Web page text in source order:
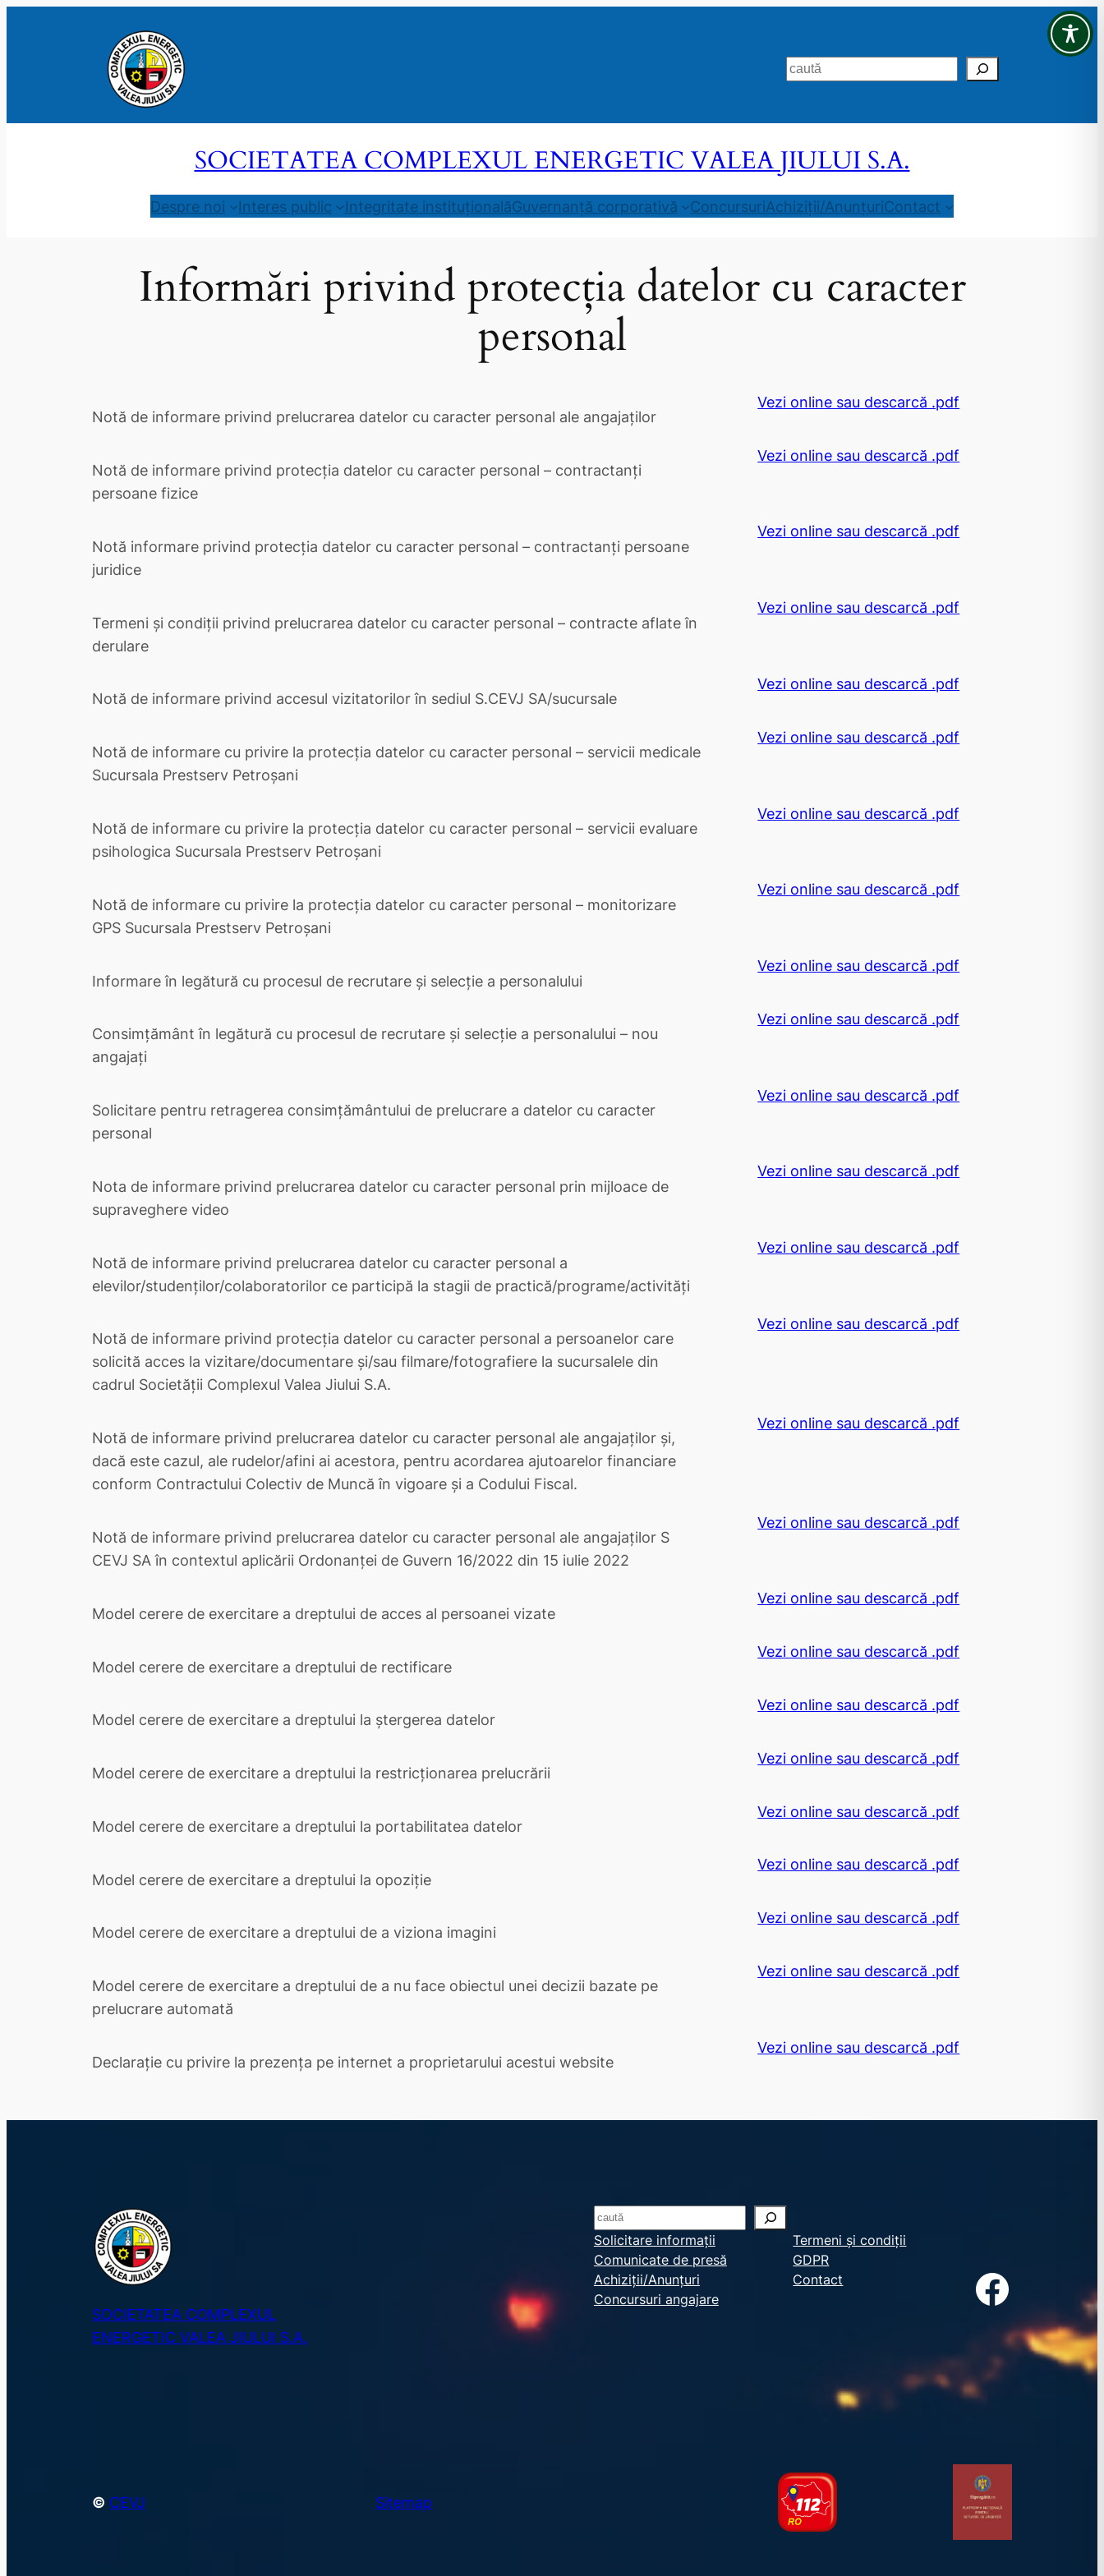
Search
SOCIETATEA COMPLEXUL ENERGETIC VALEA JIULUI S.A.
Despre noi Interes public Integritate instituționalăGuvernanță corporativă ConcursuriAchiziții/AnunțuriContact
Informări privind protecția datelor cu caracter
personal
Notă de informare privind prelucrarea datelor cu caracter personal ale angajaților
Vezi online sau descarcă .pdf
Notă de informare privind protecția datelor cu caracter personal – contractanți
persoane fizice
Vezi online sau descarcă .pdf
Notă informare privind protecția datelor cu caracter personal – contractanți persoane
juridice
Vezi online sau descarcă .pdf
Termeni şi condiții privind prelucrarea datelor cu caracter personal – contracte aflate în
derulare
Vezi online sau descarcă .pdf
Notă de informare privind accesul vizitatorilor în sediul S.CEVJ SA/sucursale
Vezi online sau descarcă .pdf
Notă de informare cu privire la protecția datelor cu caracter personal – servicii medicale
Sucursala Prestserv Petroșani
Vezi online sau descarcă .pdf
Notă de informare cu privire la protecția datelor cu caracter personal – servicii evaluare
psihologica Sucursala Prestserv Petroșani
Vezi online sau descarcă .pdf
Notă de informare cu privire la protecția datelor cu caracter personal – monitorizare
GPS Sucursala Prestserv Petroșani
Vezi online sau descarcă .pdf
Informare în legătură cu procesul de recrutare și selecție a personalului
Vezi online sau descarcă .pdf
Consimțământ în legătură cu procesul de recrutare și selecție a personalului – nou
angajați
Vezi online sau descarcă .pdf
Solicitare pentru retragerea consimțământului de prelucrare a datelor cu caracter
personal
Vezi online sau descarcă .pdf
Nota de informare privind prelucrarea datelor cu caracter personal prin mijloace de
supraveghere video
Vezi online sau descarcă .pdf
Notă de informare privind prelucrarea datelor cu caracter personal a
elevilor/studenților/colaboratorilor ce participă la stagii de practică/programe/activități
Vezi online sau descarcă .pdf
Notă de informare privind protecţia datelor cu caracter personal a persoanelor care
solicită acces la vizitare/documentare şi/sau filmare/fotografiere la sucursalele din
cadrul Societății Complexul Valea Jiului S.A.
Vezi online sau descarcă .pdf
Notă de informare privind prelucrarea datelor cu caracter personal ale angajaților și,
dacă este cazul, ale rudelor/afini ai acestora, pentru acordarea ajutoarelor financiare
conform Contractului Colectiv de Muncă în vigoare și a Codului Fiscal.
Vezi online sau descarcă .pdf
Notă de informare privind prelucrarea datelor cu caracter personal ale angajaților S
CEVJ SA în contextul aplicării Ordonanței de Guvern 16/2022 din 15 iulie 2022
Vezi online sau descarcă .pdf
Model cerere de exercitare a dreptului de acces al persoanei vizate
Vezi online sau descarcă .pdf
Model cerere de exercitare a dreptului de rectificare
Vezi online sau descarcă .pdf
Model cerere de exercitare a dreptului la ștergerea datelor
Vezi online sau descarcă .pdf
Model cerere de exercitare a dreptului la restricționarea prelucrării
Vezi online sau descarcă .pdf
Model cerere de exercitare a dreptului la portabilitatea datelor
Vezi online sau descarcă .pdf
Model cerere de exercitare a dreptului la opoziție
Vezi online sau descarcă .pdf
Model cerere de exercitare a dreptului de a viziona imagini
Vezi online sau descarcă .pdf
Model cerere de exercitare a dreptului de a nu face obiectul unei decizii bazate pe
prelucrare automată
Vezi online sau descarcă .pdf
Declarație cu privire la prezența pe internet a proprietarului acestui website
Vezi online sau descarcă .pdf
SOCIETATEA COMPLEXUL
ENERGETIC VALEA JIULUI S.A.
S
e
a
r
c
Solicitare informații
Comunicate de presă
Achiziții/Anunțuri
Concursuri angajare
Termeni și condiții
GDPR
Contact
Facebook
© CEVJ Sitemap